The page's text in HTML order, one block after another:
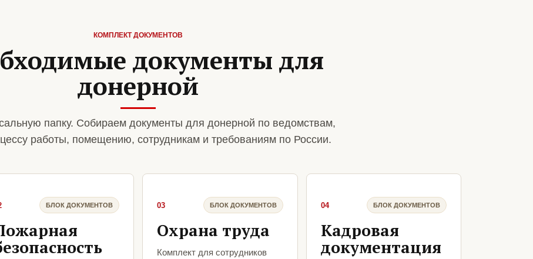
КОМПЛЕКТ ДОКУМЕНТОВ
документы для
донерной
папку. Собираем документы для донерной по ведомствам,
работы, помещению, сотрудникам и требованиям по России.
БЛОК ДОКУМЕНТОВ 03 БЛОК ДОКУМЕНТОВ
Охрана труда
Комплект для сотрудников
04 БЛОК ДОКУМЕНТОВ
Кадровая
документация